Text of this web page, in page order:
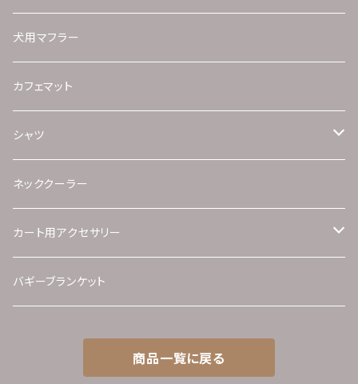
ストレッチベロア（ボンバーヒート加工）シリーズ
カップルコーデシリーズ
接触冷感裏地
保温機能性素材シリーズ
アルパカニット
接触冷感裏地
コートとお揃い生地セット
ツイードコート
ファーコート
犬用マフラー
カフェマット
シャツ
カップルコーデ
ネッククーラー
カート用アクセサリー
バギーパラソル
バギーブランケット
商品一覧に戻る